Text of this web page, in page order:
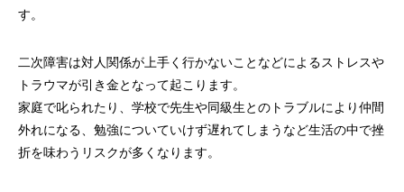
す。
二次障害は対人関係が上手く行かないことなどによるストレスや
トラウマが引き金となって起こります。
家庭で叱られたり、学校で先生や同級生とのトラブルにより仲間
外れになる、勉強についていけず遅れてしまうなど生活の中で挫
折を味わうリスクが多くなります。